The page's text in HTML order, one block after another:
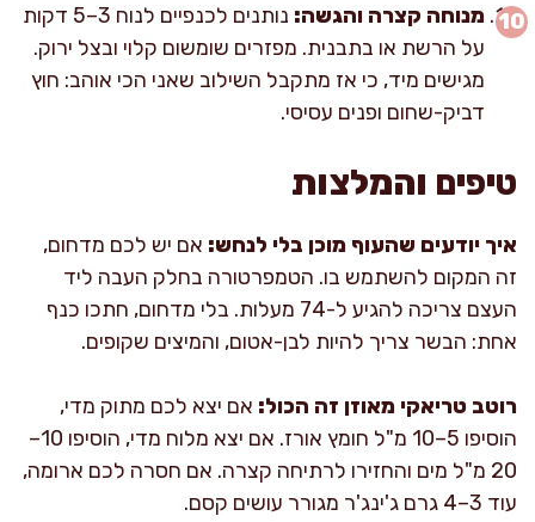
מנוחה קצרה והגשה:
נותנים לכנפיים לנוח 3–5 דקות
על הרשת או בתבנית. מפזרים שומשום קלוי ובצל ירוק.
מגישים מיד, כי אז מתקבל השילוב שאני הכי אוהב: חוץ
דביק-שחום ופנים עסיסי.
טיפים והמלצות
איך יודעים שהעוף מוכן בלי לנחש: אם יש לכם מדחום,
זה המקום להשתמש בו. הטמפרטורה בחלק העבה ליד
העצם צריכה להגיע ל-74 מעלות. בלי מדחום, חתכו כנף
אחת: הבשר צריך להיות לבן-אטום, והמיצים שקופים.
רוטב טריאקי מאוזן זה הכול: אם יצא לכם מתוק מדי,
הוסיפו 5–10 מ"ל חומץ אורז. אם יצא מלוח מדי, הוסיפו 10–
20 מ"ל מים והחזירו לרתיחה קצרה. אם חסרה לכם ארומה,
עוד 3–4 גרם ג'ינג'ר מגורר עושים קסם.